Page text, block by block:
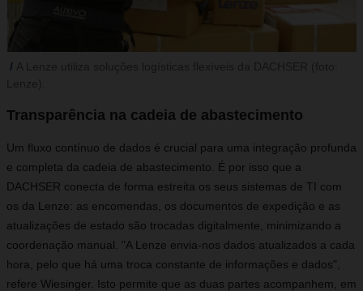
Transparência na cadeia de abastecimento
Um fluxo contínuo de dados é crucial para uma integração profunda
e completa da cadeia de abastecimento. É por isso que a
DACHSER conecta de forma estreita os seus sistemas de TI com
os da Lenze: as encomendas, os documentos de expedição e as
atualizações de estado são trocadas digitalmente, minimizando a
coordenação manual. "A Lenze envia-nos dados atualizados a cada
hora, pelo que há uma troca constante de informações e dados",
refere Wiesinger. Isto permite que as duas partes acompanhem, em